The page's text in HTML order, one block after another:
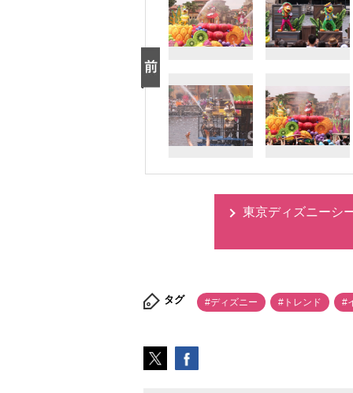
東京ディズニーシ
タグ #ディズニー #トレンド #